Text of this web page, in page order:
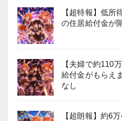
【超特報】低所
の住居給付金が
【夫婦で約110
給付金がもらえ
なし
【超朗報】約6